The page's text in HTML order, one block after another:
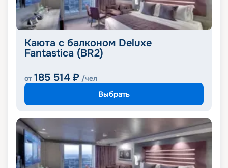
Каюта с балконом Deluxe
Fantastica (BR2)
от 185 514 ₽ /чел
Выбрать